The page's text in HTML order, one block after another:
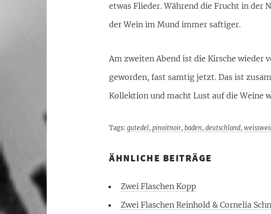
etwas Flieder. Während die Frucht in der
der Wein im Mund immer saftiger.
Am zweiten Abend ist die Kirsche wieder
geworden, fast samtig jetzt. Das ist
Kollektion und macht Lust auf die Weine
Tags: gutedel, pinoitnoir, baden, deutschland,
ÄHNLICHE BEITRÄGE
Zwei Flaschen Kopp
Zwei Flaschen Reinhold & Cornelia